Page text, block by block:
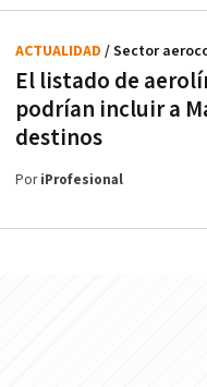
El listado de
podrían incluir a
destinos
ACTUALIDAD / Sector
PoriProfesional